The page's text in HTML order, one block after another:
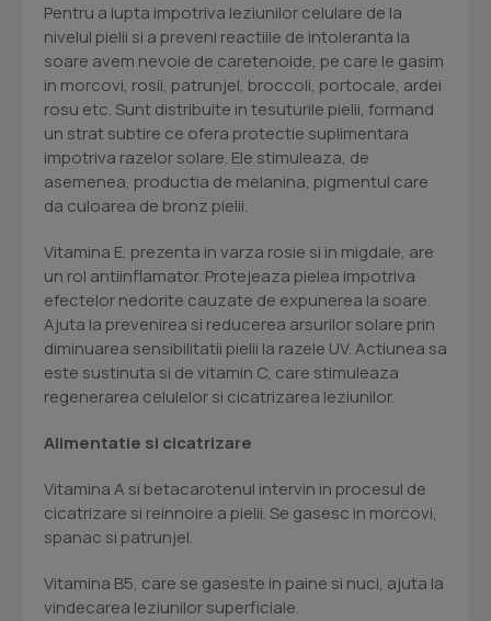
Pentru a lupta impotriva leziunilor celulare de la
nivelul pielii si a preveni reactiile de intoleranta la
soare avem nevoie de caretenoide, pe care le gasim
in morcovi, rosii, patrunjel, broccoli, portocale, ardei
rosu etc. Sunt distribuite in tesuturile pielii, formand
un strat subtire ce ofera protectie suplimentara
impotriva razelor solare. Ele stimuleaza, de
asemenea, productia de melanina, pigmentul care
da culoarea de bronz pielii.
Vitamina E, prezenta in varza rosie si in migdale, are
un rol antiinflamator. Protejeaza pielea impotriva
efectelor nedorite cauzate de expunerea la soare.
Ajuta la prevenirea si reducerea arsurilor solare prin
diminuarea sensibilitatii pielii la razele UV. Actiunea sa
este sustinuta si de vitamin C, care stimuleaza
regenerarea celulelor si cicatrizarea leziunilor.
Alimentatie si cicatrizare
Vitamina A si betacarotenul intervin in procesul de
cicatrizare si reinnoire a pielii. Se gasesc in morcovi,
spanac si patrunjel.
Vitamina B5, care se gaseste in paine si nuci, ajuta la
vindecarea leziunilor superficiale.